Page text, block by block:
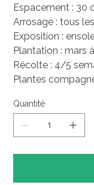
Espacement : 30
Arrosage : tous
Exposition :
Plantation : mars
Récolte : 4/5
Plantes
Quantité